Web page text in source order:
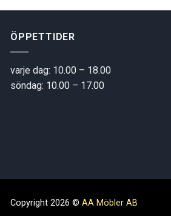
ÖPPETTIDER
varje dag: 10.00 – 18.00
söndag: 10.00 – 17.00
Copyright 2026 © AA Möbler AB